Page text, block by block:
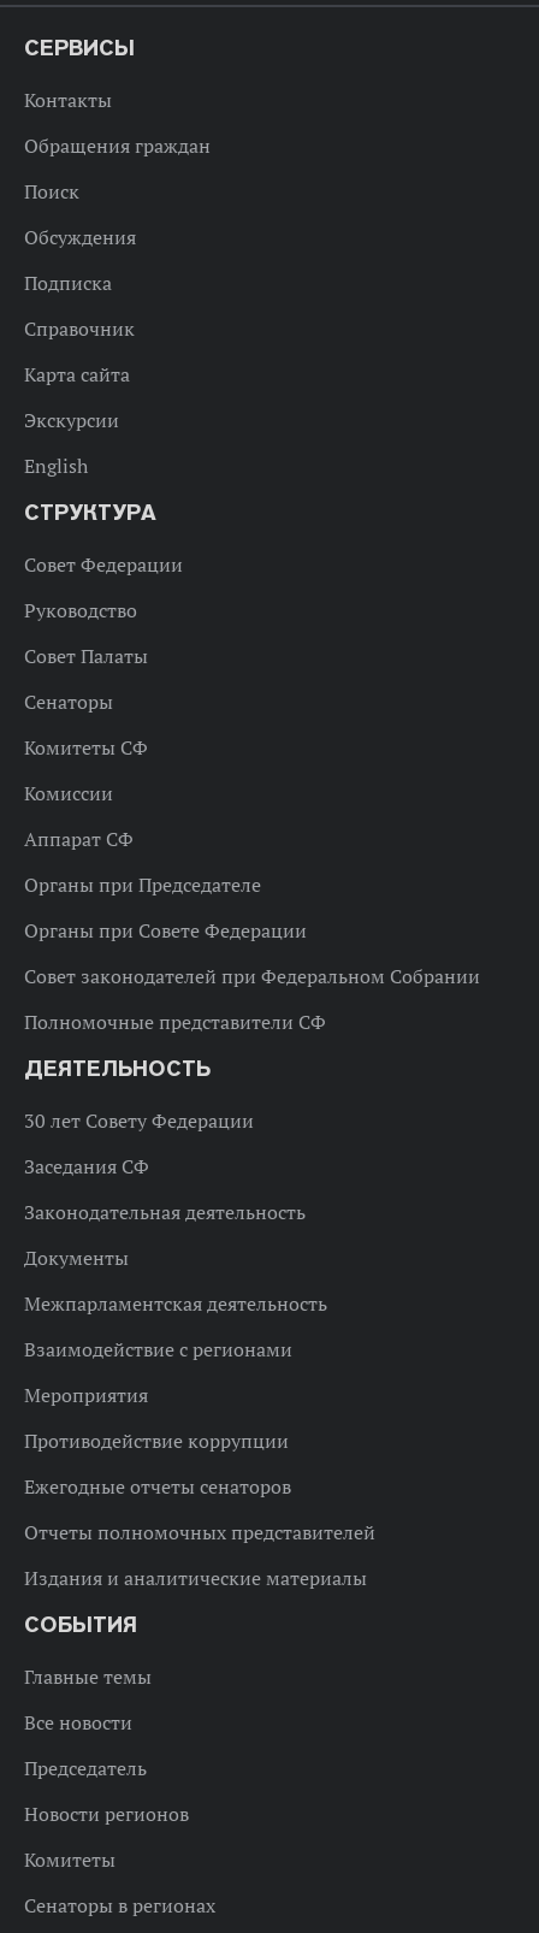
СЕРВИСЫ
Контакты
Обращения граждан
Поиск
Обсуждения
Подписка
Справочник
Карта сайта
Экскурсии
English
СТРУКТУРА
Совет Федерации
Руководство
Совет Палаты
Сенаторы
Комитеты СФ
Комиссии
Аппарат СФ
Органы при Председателе
Органы при Совете Федерации
Совет законодателей при Федеральном Собрании
Полномочные представители СФ
ДЕЯТЕЛЬНОСТЬ
30 лет Совету Федерации
Заседания СФ
Законодательная деятельность
Документы
Межпарламентская деятельность
Взаимодействие с регионами
Мероприятия
Противодействие коррупции
Ежегодные отчеты сенаторов
Отчеты полномочных представителей
Издания и аналитические материалы
СОБЫТИЯ
Главные темы
Все новости
Председатель
Новости регионов
Комитеты
Сенаторы в регионах